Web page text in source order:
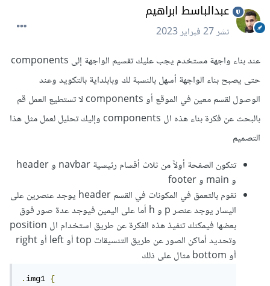
عبدالباسط ابراهيم
نشر27 فبراير 2023
عند بناء واجهة مستخدم يجب عليك تقسيم الواجهة إلى components
حتى يصبح بناء الواجهة أسهل بالنسبة لك وبابلداية بالتكويد وعند
الوصول لقسم معين في الموقع أو components لا تستطيع العمل قم
بالبحث عن فكرة بناء هذه ال components وإليك تحليل لعمل مثل هذا
التصميم
تتكون الصفحة أولاً من ثلاث أقسام رئيسية navbar و header
و main و footer
نقوم بالتعمق في المكونات في القسم header يوجد عنصرين على
اليسار يوجد عنصر p و h أما على اليمين فيوجد عدة صور فوق
بعضها فيمكنك تنفيذ هذه الفكرة عن طريق استخدام ال position
وتحديد أماكن الصور عن طريق التنسيقات top أو left أو right
أو bottom مثال على ذلك
.img1 {